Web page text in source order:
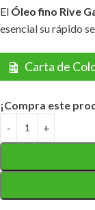
El Óleo fino Rive
esencial su rápido
Carta de
¡Compra este